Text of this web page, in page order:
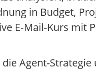
in Budget,
E‑Mail‑Kurs
Agent-